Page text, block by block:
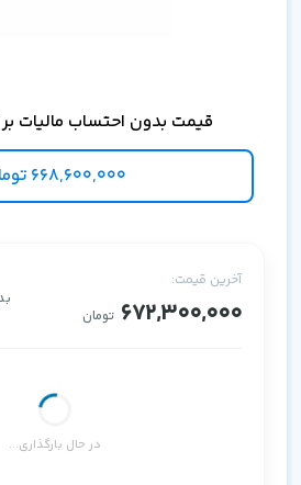
قیمت بدون احتساب مالیات
668,600,000
آخرین قیمت:
672,300,000 تومان
در حال بارگذاری...